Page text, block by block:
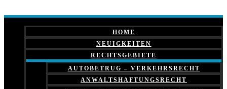
HOME
NEUIGKEITEN
RECHTSGEBIETE
AUTOBETRUG – VERKEHRSRECHT
ANWALTSHAFTUNGSRECHT